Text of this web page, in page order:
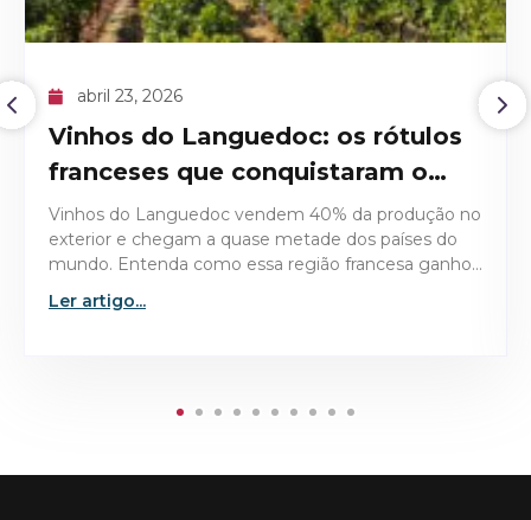
abril 09, 2026
O recorde histórico do Domaine
de la Romanée-Conti 1945
Descubra os detalhes técnicos e históricos que
tornaram o Domaine de la Romanée-Conti 1945 a
garrafa mais valiosa já leiloada no mercado de vinhos
Ler artigo...